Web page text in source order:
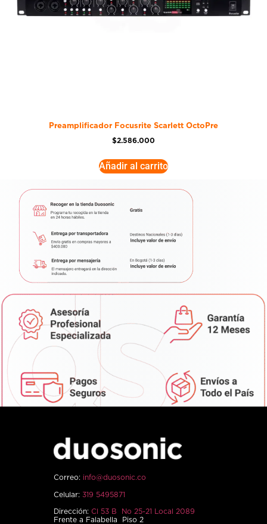
Preamplificador Focusrite Scarlett OctoPre
$2.586.000
Añadir al carrito
Correo: info@duosonic.co
Celular: 319 5495871
Dirección: Cl 53 B No 25-21 Local 2089
Frente a Falabella Piso 2